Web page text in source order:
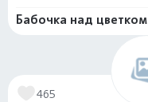
Бабочка над цветком
465